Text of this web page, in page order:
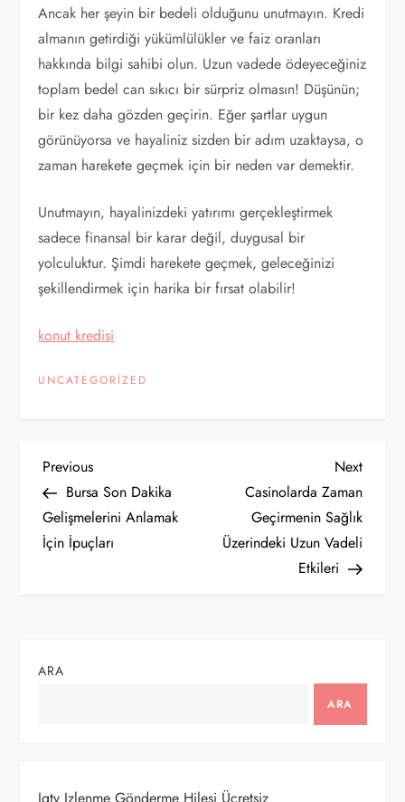
Ancak her şeyin bir bedeli olduğunu unutmayın. Kredi
almanın getirdiği yükümlülükler ve faiz oranları
hakkında bilgi sahibi olun. Uzun vadede ödeyeceğiniz
toplam bedel can sıkıcı bir sürpriz olmasın! Düşünün;
bir kez daha gözden geçirin. Eğer şartlar uygun
görünüyorsa ve hayaliniz sizden bir adım uzaktaysa, o
zaman harekete geçmek için bir neden var demektir.
Unutmayın, hayalinizdeki yatırımı gerçekleştirmek
sadece finansal bir karar değil, duygusal bir
yolculuktur. Şimdi harekete geçmek, geleceğinizi
şekillendirmek için harika bir fırsat olabilir!
konut kredisi
UNCATEGORIZED
Y
a
z
e
Previous
Post
Previous
Bursa Son Dakika
Gelişmelerini Anlamak
İçin İpuçları
Next
Post
Next
Casinolarda Zaman
Geçirmenin Sağlık
Üzerindeki Uzun Vadeli
Etkileri
ARA
ARA